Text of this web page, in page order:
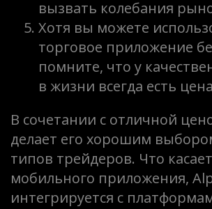
вызвать колебания
Хотя вы можете
торговое приложение
помните, что у
в жизни всегда есть
В сочетании с отличной
делает его хорошим
типов трейдеров. Что
мобильного приложения,
интегрируется с